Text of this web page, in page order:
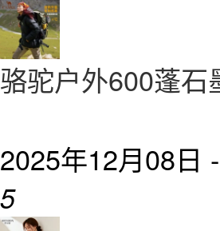
骆驼户外600蓬
2025年12月08日 -
5